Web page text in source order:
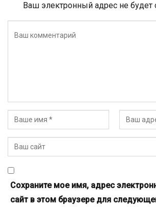
Ваш электронный адрес не будет
Сохраните мое имя, адрес
сайт в этом браузере для